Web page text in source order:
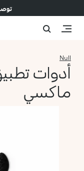
Null
أدوات
ماكسي